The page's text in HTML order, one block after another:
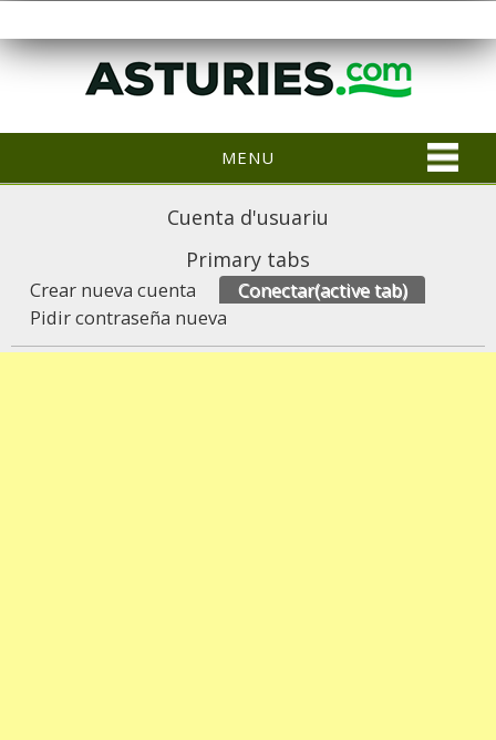
MENU
Cuenta d'usuariu
Primary tabs
Crear nueva cuenta Conectar(active tab)
Pidir contraseña nueva